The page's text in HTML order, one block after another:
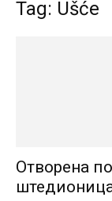
Tag: Ušće
Отворена